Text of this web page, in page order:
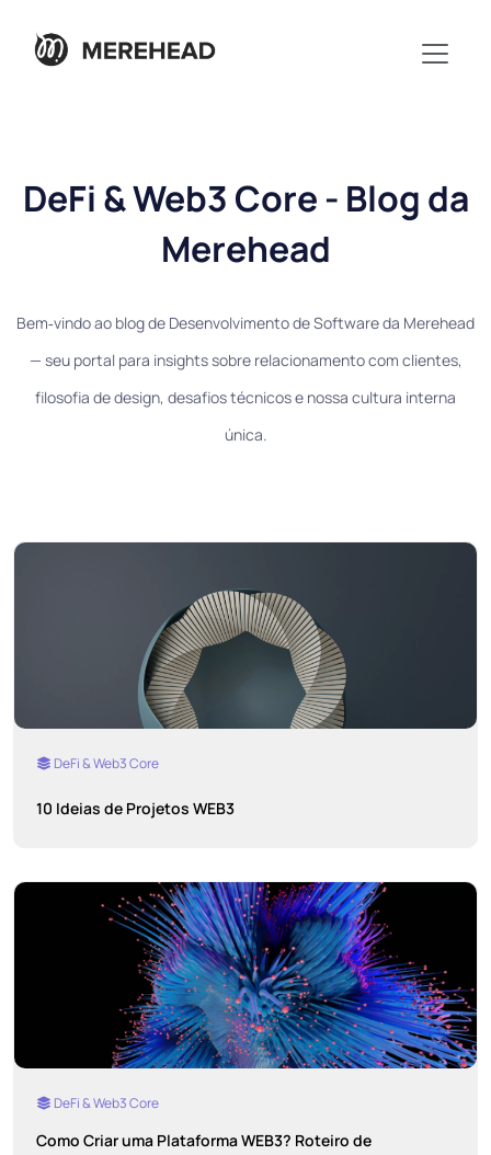
DeFi & Web3 Core - Blog da
Merehead
Bem‑vindo ao blog de Desenvolvimento de Software da Merehead
— seu portal para insights sobre relacionamento com clientes,
filosofia de design, desafios técnicos e nossa cultura interna
única.
DeFi & Web3 Core
10 Ideias de Projetos WEB3
DeFi & Web3 Core
Como Criar uma Plataforma WEB3? Roteiro de